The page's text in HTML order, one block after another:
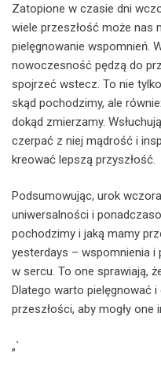
Zatopione w czasie dni
wiele przeszłość może nas
pielęgnowanie wspomnień.
nowoczesność pędzą do
spojrzeć wstecz. To nie
skąd pochodzimy, ale
dokąd zmierzamy.
czerpać z niej mądrość i
kreować lepszą przyszłość.
Podsumowując, urok
uniwersalności i
pochodzimy i jaką mamy
yesterdays – wspomnienia
w sercu. To one sprawiają,
Dlatego warto pielęgnować
przeszłości, aby mogły
„`